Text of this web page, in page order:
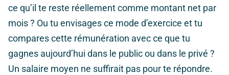
ce qu’il te reste réellement comme montant net par
mois ? Ou tu envisages ce mode d’exercice et tu
compares cette rémunération avec ce que tu
gagnes aujourd’hui dans le public ou dans le privé ?
Un salaire moyen ne suffirait pas pour te répondre.